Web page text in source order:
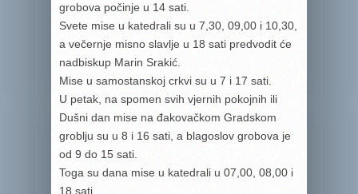
grobova počinje u 14 sati.
Svete mise u katedrali su u 7,30, 09,00 i 10,30,
a večernje misno slavlje u 18 sati predvodit će
nadbiskup Marin Srakić.
Mise u samostanskoj crkvi su u 7 i 17 sati.
U petak, na spomen svih vjernih pokojnih ili
Dušni dan mise na đakovačkom Gradskom
groblju su u 8 i 16 sati, a blagoslov grobova je
od 9 do 15 sati.
Toga su dana mise u katedrali u 07,00, 08,00 i
18 sati.